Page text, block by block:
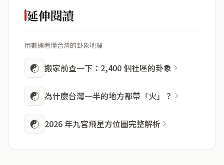
延伸閱讀
用數據看懂台灣的卦象地理
☯ 搬家前查一下：2,400 個社區的卦象
☯ 為什麼台灣一半的地方都帶「火」？
☯ 2026 年九宮飛星方位圖完整解析